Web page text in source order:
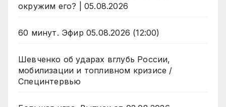
окружим его? | 05.08.2026
60 минут. Эфир 05.08.2026 (12:00)
Шевченко об ударах вглубь России,
мобилизации и топливном кризисе /
Специнтервью